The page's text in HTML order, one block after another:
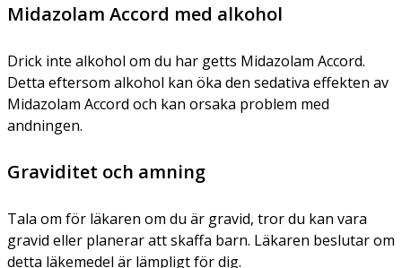
Midazolam Accord med alkohol
Drick inte alkohol om du har getts Midazolam Accord.
Detta eftersom alkohol kan öka den sedativa effekten av
Midazolam Accord och kan orsaka problem med
andningen.
Graviditet och amning
Tala om för läkaren om du är gravid, tror du kan vara
gravid eller planerar att skaffa barn. Läkaren beslutar om
detta läkemedel är lämpligt för dig.